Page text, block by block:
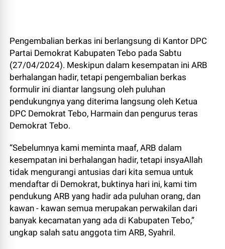
Pengembalian berkas ini berlangsung di Kantor DPC
Partai Demokrat Kabupaten Tebo pada Sabtu
(27/04/2024). Meskipun dalam kesempatan ini ARB
berhalangan hadir, tetapi pengembalian berkas
formulir ini diantar langsung oleh puluhan
pendukungnya yang diterima langsung oleh Ketua
DPC Demokrat Tebo, Harmain dan pengurus teras
Demokrat Tebo.
“Sebelumnya kami meminta maaf, ARB dalam
kesempatan ini berhalangan hadir, tetapi insyaAllah
tidak mengurangi antusias dari kita semua untuk
mendaftar di Demokrat, buktinya hari ini, kami tim
pendukung ARB yang hadir ada puluhan orang, dan
kawan - kawan semua merupakan perwakilan dari
banyak kecamatan yang ada di Kabupaten Tebo,”
ungkap salah satu anggota tim ARB, Syahril.